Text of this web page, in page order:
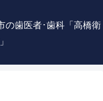
の歯医者･歯科「高橋衛